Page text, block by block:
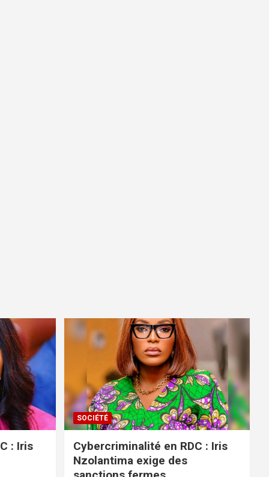
: Iris
SOCIÉTÉ
Cybercriminalité en RDC : Iris
Nzolantima exige des